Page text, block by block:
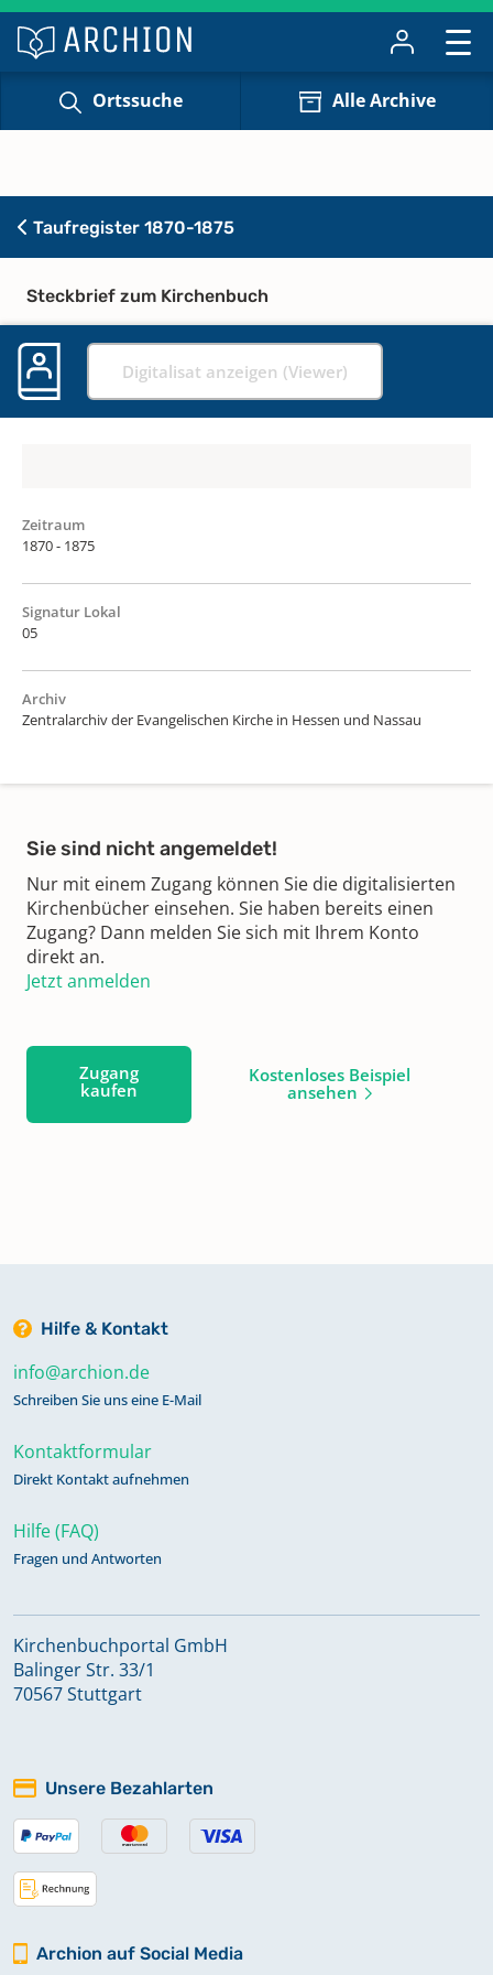
Ortssuche Alle Archive
Taufregister 1870-1875
Steckbrief zum Kirchenbuch
Digitalisat anzeigen (Viewer)
Zeitraum
1870 - 1875
Signatur Lokal
05
Archiv
Zentralarchiv der Evangelischen Kirche in Hessen und Nassau
Sie sind nicht angemeldet!
Nur mit einem Zugang können Sie die digitalisierten
Kirchenbücher einsehen. Sie haben bereits einen
Zugang? Dann melden Sie sich mit Ihrem Konto
direkt an.
Jetzt anmelden
Zugang
kaufen
Kostenloses Beispiel
ansehen
Hilfe & Kontakt
info@archion.de
Schreiben Sie uns eine E-Mail
Kontaktformular
Direkt Kontakt aufnehmen
Hilfe (FAQ)
Fragen und Antworten
Kirchenbuchportal GmbH
Balinger Str. 33/1
70567 Stuttgart
Unsere Bezahlarten
Archion auf Social Media